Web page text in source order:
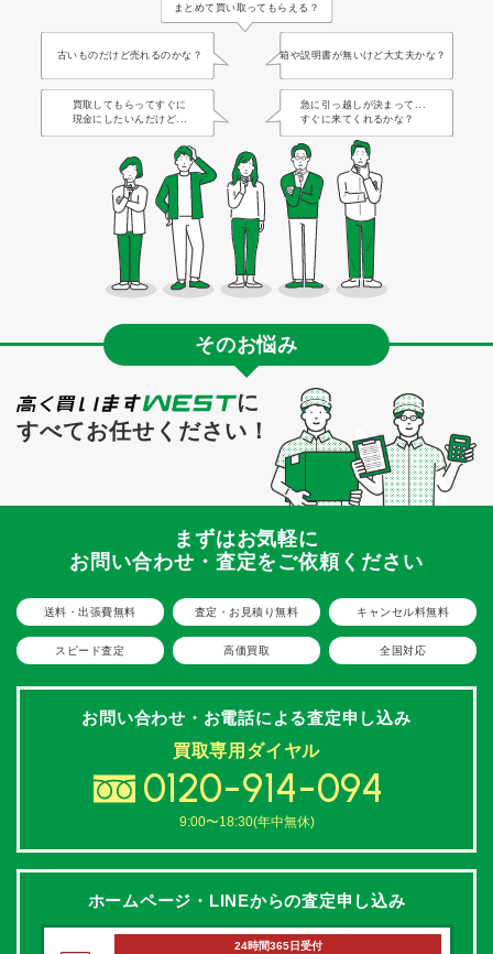
まとめて買い取ってもらえる？
古いものだけど売れるのかな？ 箱や説明書が無いけど大丈夫かな？
買取してもらってすぐに
現金にしたいんだけど...
急に引っ越しが決まって...
すぐに来てくれるかな？
そのお悩み
に
すべてお任せください！
まずはお気軽に
お問い合わせ・査定をご依頼ください
送料・出張費無料 査定・お見積り無料 キャンセル料無料
スピード査定 高価買取 全国対応
お問い合わせ・お電話による査定申し込み
買取専用ダイヤル
0120-914-094
9:00〜18:30(年中無休)
ホームページ・LINEからの査定申し込み
24時間365日受付